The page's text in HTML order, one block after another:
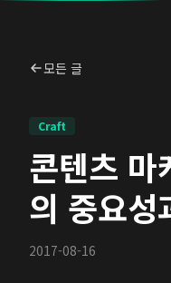
모든 글
Craft
콘텐츠 마
의 중요성
2017-08-16